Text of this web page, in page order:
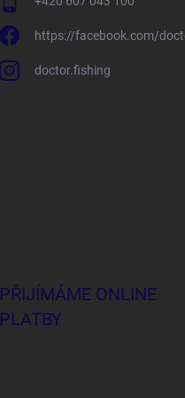
https://facebook.com/
doctor.fishing
PŘIJÍMÁME ONLINE
PLATBY